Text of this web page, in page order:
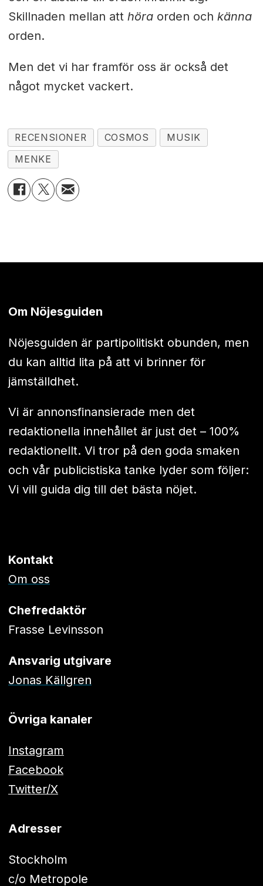
Skillnaden mellan att höraorden och känna
orden.
Men det vi har framför oss är också det
något mycket vackert.
RECENSIONER COSMOS
MUSIK
MENKE
Om Nöjesguiden
Nöjesguiden är partipolitiskt obunden, men
du kan alltid lita på att vi brinner för
jämställdhet.
Vi är annonsfinansierade men det
redaktionella innehållet är just det – 100%
redaktionellt. Vi tror på den goda smaken
och vår publicistiska tanke lyder som följer:
Vi vill guida dig till det bästa nöjet.
Kontakt
Om oss
Chefredaktör
Frasse Levinsson
Ansvarig utgivare
Jonas Källgren
Övriga kanaler
Instagram
Facebook
Twitter/X
Adresser
Stockholm
c/o Metropole